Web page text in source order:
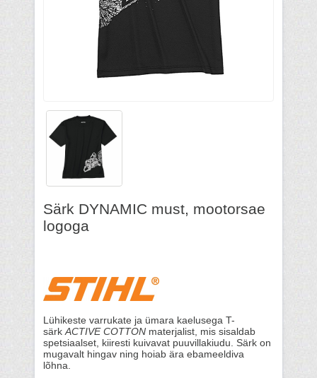
Särk DYNAMIC must, mootorsae
logoga
Lühikeste varrukate ja ümara kaelusega T-
särkACTIVE COTTON materjalist, mis sisaldab
spetsiaalset, kiiresti kuivavat puuvillakiudu. Särk on
mugavalt hingav ning hoiab ära ebameeldiva
lõhna.